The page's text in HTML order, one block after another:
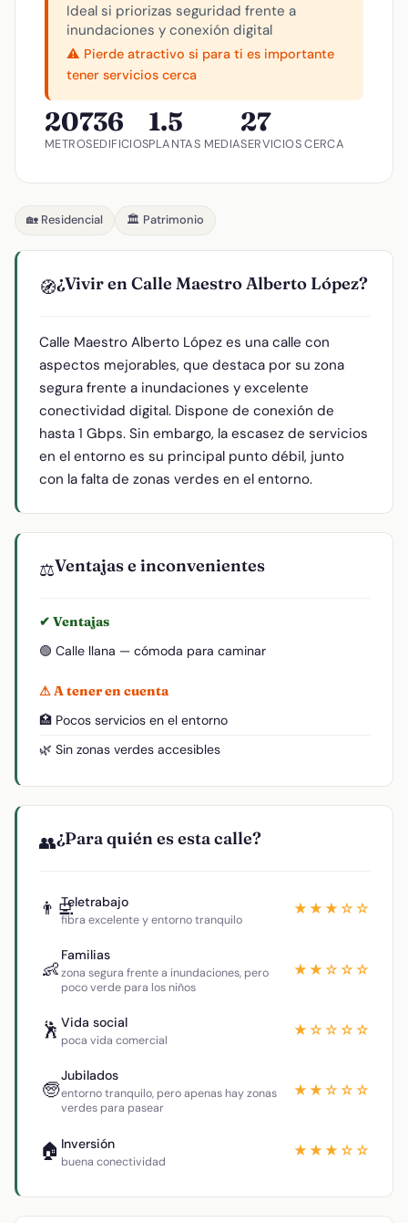
Ideal si priorizas seguridad frente a
inundaciones y conexión digital
⚠️ Pierde atractivo si para ti es importante
tener servicios cerca
207
METROS
36
EDIFICIOS
1.5
PLANTAS MEDIA
27
SERVICIOS CERCA
🏡 Residencial 🏛️ Patrimonio
🧭¿Vivir en Calle Maestro Alberto López?
Calle Maestro Alberto López es una calle con
aspectos mejorables, que destaca por su zona
segura frente a inundaciones y excelente
conectividad digital. Dispone de conexión de
hasta 1 Gbps. Sin embargo, la escasez de servicios
en el entorno es su principal punto débil, junto
con la falta de zonas verdes en el entorno.
⚖️Ventajas e inconvenientes
✔ Ventajas
🟢 Calle llana — cómoda para caminar
⚠ A tener en cuenta
🏥 Pocos servicios en el entorno
🌿 Sin zonas verdes accesibles
👥¿Para quién es esta calle?
👨‍💻Teletrabajo
fibra excelente y entorno tranquilo
★★★☆☆
👶
Familias
zona segura frente a inundaciones, pero
poco verde para los niños
★★☆☆☆
🕺 Vida social
poca vida comercial
★☆☆☆☆
🧓
Jubilados
entorno tranquilo, pero apenas hay zonas
verdes para pasear
★★☆☆☆
🏠 Inversión
buena conectividad
★★★☆☆